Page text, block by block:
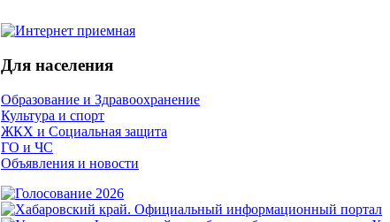
Для населения
Образование и Здравоохранение
Культура и спорт
ЖКХ и Социальная защита
ГО и ЧС
Объявления и новости